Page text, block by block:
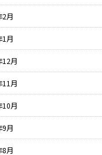
2月
1月
12月
11月
10月
9月
8月